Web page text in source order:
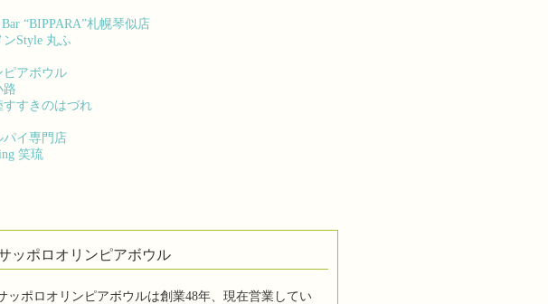
“BIPPARA”札幌琴似店
Style 丸ふ
ピアボウル
路
すすきのはづれ
パイ専門店
笑琉
ッポロオリンピアボウル
ッポロオリンピアボウルは創業48年、現在営業してい